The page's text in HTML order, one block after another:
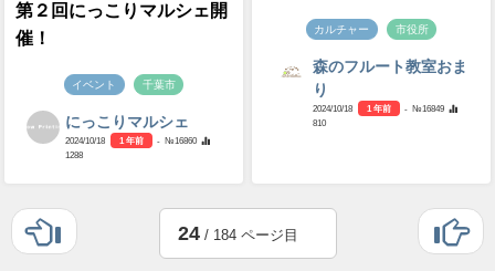
第２回にっこりマルシェ開
催！
イベント 千葉市
にっこりマルシェ
2024/10/18 1 年前
- №16860
1288
カルチャー 市役所
森のフルート教室おま
り
2024/10/18 1 年前
- №16849
810
24/ 184 ページ目